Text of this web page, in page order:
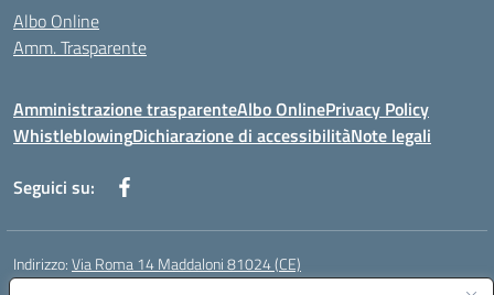
Albo Online
Amm. Trasparente
Amministrazione trasparenteAlbo OnlinePrivacy Policy
WhistleblowingDichiarazione di accessibilitàNote legali
Seguici su:
Indirizzo:Via Roma 14 Maddaloni 81024 (CE)
Centralino: